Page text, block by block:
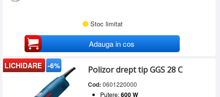
Stoc limitat
Adauga in cos
LICHIDARE -6% Polizor drept tip GGS 28 C
Cod: 0601220000
Putere:600 W